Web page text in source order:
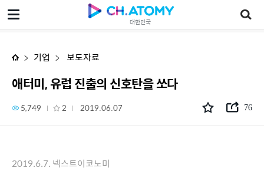
대한민국
애터미, 유럽 진출의 신호탄을 쏘다
기업 보도자료
애터미, 유럽 진출의 신호탄을 쏘다
5,749 2 2019.06.07 76
2019.6.7. 넥스트이코노미